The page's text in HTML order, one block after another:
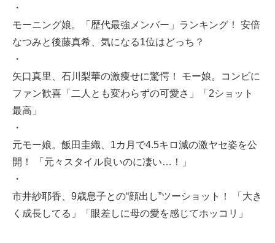
・
モーニング娘。「歴代最強メンバー」ランキング！ 安倍
なつみと後藤真希、気になる1位はどっち？
・
矢口真里、石川梨華の激痩せに驚愕！ モー娘。コンビに
ファン歓喜「二人とも変わらずの可愛さ」「2ショット
最高」
・
元モー娘。飯田圭織、1カ月で4.5キロ減の激ヤセ姿を公
開！ 「元々スタイル良いのに凄い…！」
・
市井紗耶香、9歳息子との“顔出し”ツーショット！ 「大き
く成長してる」「眼差しに母の愛を感じてホッコリ」